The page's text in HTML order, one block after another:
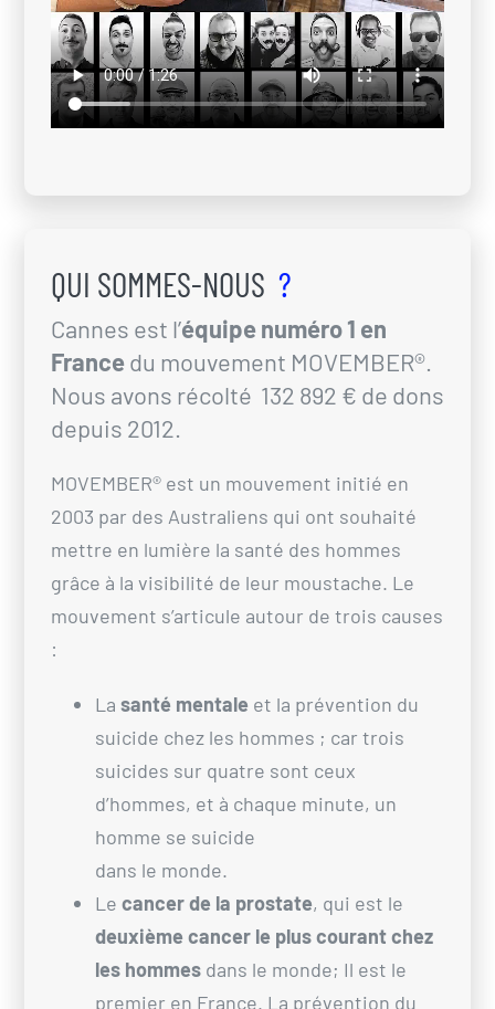
QUI SOMMES-NOUS ?
Cannes est l’équipe numéro 1 en
Francedu mouvement MOVEMBER®.
Nous avons récolté 132 892 € de dons
depuis 2012.
MOVEMBER® est un mouvement initié en
2003 par des Australiens qui ont souhaité
mettre en lumière la santé des hommes
grâce à la visibilité de leur moustache. Le
mouvement s’articule autour de trois causes
:
La santé mentale et la prévention du
suicide chez les hommes ; car trois
suicides sur quatre sont ceux
d’hommes, et à chaque minute, un
homme se suicide
dans le monde.
Le cancer de la prostate, qui est le
deuxième cancer le plus courant chez
les hommesdans le monde; Il est le
premier en France. La prévention du